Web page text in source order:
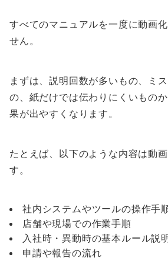
すべてのマニュアルを一度に動画
せん。
まずは、説明回数が多いもの、ミ
の、紙だけでは伝わりにくいもの
果が出やすくなります。
たとえば、以下のような内容は動
す。
社内システムやツールの操作手
店舗や現場での作業手順
入社時・異動時の基本ルール説
申請や報告の流れ